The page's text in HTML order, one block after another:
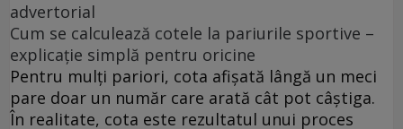
advertorial
Cum se calculează cotele la pariurile sportive –
explicație simplă pentru oricine
Pentru mulți pariori, cota afișată lângă un meci
pare doar un număr care arată cât pot câștiga.
În realitate, cota este rezultatul unui proces